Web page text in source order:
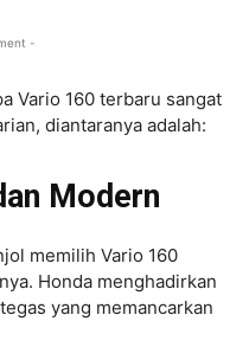
-
Vario 160 terbaru sangat
diantaranya adalah:
Modern
memilih Vario 160
Honda menghadirkan
yang memancarkan